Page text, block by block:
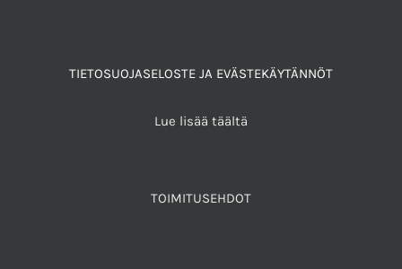
TIETOSUOJASELOSTE JA EVÄSTEKÄYTÄNNÖT
Lue lisää täältä
TOIMITUSEHDOT